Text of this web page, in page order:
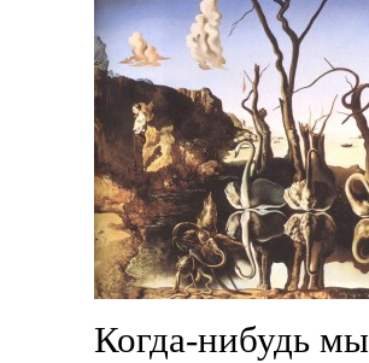
Когда-нибудь